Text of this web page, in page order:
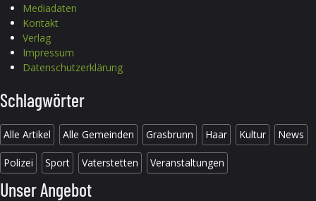
Mediadaten
Kontakt
Verlag
Impressum
Datenschutzerklärung
Schlagwörter
Alle Artikel Alle Gemeinden Grasbrunn Haar Kultur News
Polizei Sport Vaterstetten Veranstaltungen
Unser Angebot